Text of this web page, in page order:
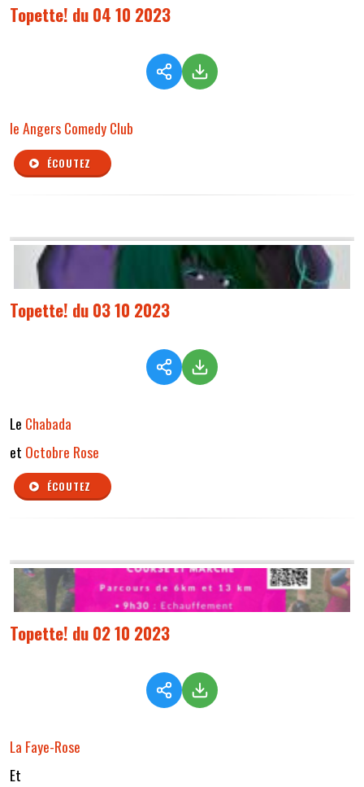
Topette! du 04 10 2023
le Angers Comedy Club
ÉCOUTEZ
Topette! du 03 10 2023
Le Chabada
et Octobre Rose
ÉCOUTEZ
Topette! du 02 10 2023
La Faye-Rose
Et